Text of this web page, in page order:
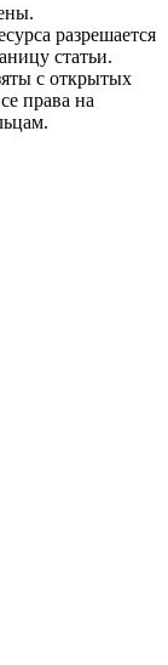
разрешается
статьи.
с открытых
права на